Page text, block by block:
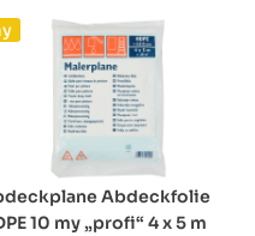
Abdeckfolie
10 my „profi“ 4 x 5 m